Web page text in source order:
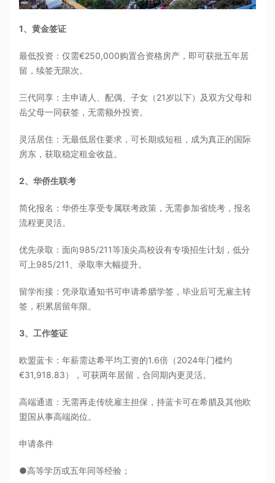
1、黄金签证
最低投资：仅需€250,000购置合资格房产，即可获批五年居
留，续签无限次。
三代同享：主申请人、配偶、子女（21岁以下）及双方父母和
岳父母一同获签，无需额外投资。
灵活居住：无最低居住要求，可长期或短租，成为真正的国际
房东，获取稳定租金收益。
2、华侨生联考
简化报名：华侨生享受专属联考政策，无需参加省统考，报名
流程更灵活。
优先录取：面向985/211等顶尖高校设有专项招生计划，低分
可上985/211、录取率大幅提升。
留学衔接：凭录取通知书可申请希腊学签，毕业后可无雇主转
签，积累居留年限。
3、工作签证
欧盟蓝卡：年薪需达希平均工资的1.6倍（2024年门槛约
€31,918.83），可获两年居留，合同期内更灵活。
高端通道：无需再走传统雇主担保，持蓝卡可在希腊及其他欧
盟国从事高端岗位。
申请条件
●高等学历或五年同等经验；